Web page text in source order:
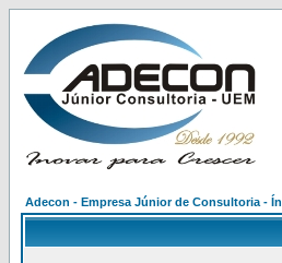
Adecon - Empresa Júnior de Consultoria -